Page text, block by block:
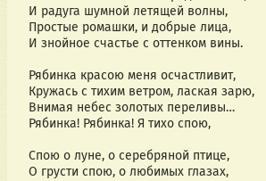
И радуга шумной летящей волны,
Простые ромашки, и добрые лица,
И знойное счастье с оттенком вины.
Рябинка красою меня осчастливит,
Кружась с тихим ветром, лаская зарю,
Внимая небес золотых переливы…
Рябинка! Рябинка! Я тихо спою,
Спою о луне, о серебряной птице,
О грусти спою, о любимых глазах,